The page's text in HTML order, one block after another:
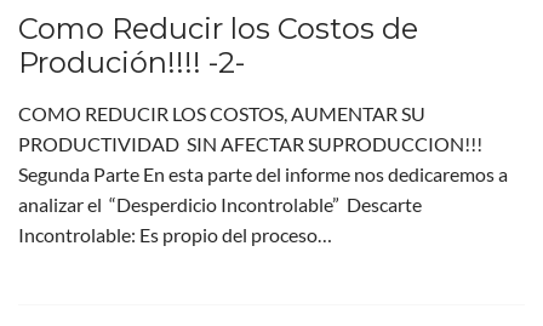
Como Reducir los Costos de
Produción!!!! -2-
COMO REDUCIR LOS COSTOS, AUMENTAR SU
PRODUCTIVIDAD SIN AFECTAR SUPRODUCCION!!!
Segunda Parte En esta parte del informe nos dedicaremos a
analizar el “Desperdicio Incontrolable” Descarte
Incontrolable: Es propio del proceso…